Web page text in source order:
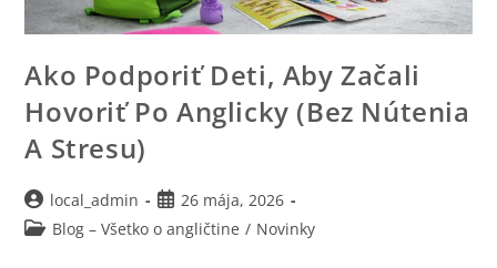
Ako Podporiť Deti, Aby Začali
Hovoriť Po Anglicky (bez Nútenia
A Stresu)
local_admin
26 mája, 2026
Blog – Všetko o angličtine / Novinky